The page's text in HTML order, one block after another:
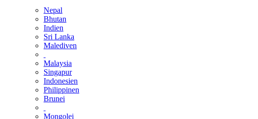
Nepal
Bhutan
Indien
Sri Lanka
Malediven
Malaysia
Singapur
Indonesien
Philippinen
Brunei
Mongolei